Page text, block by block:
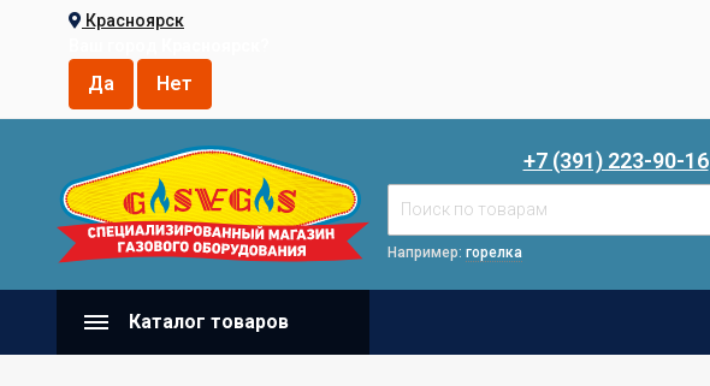
Красноярск
+7 (391) 223-90-16
Например: горелка
Каталог товаров